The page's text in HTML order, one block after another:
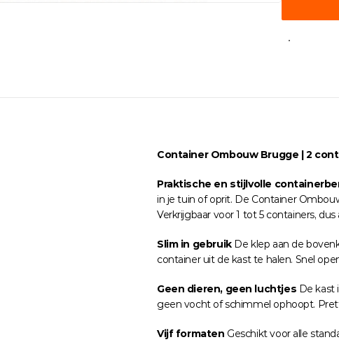
Container Ombouw Brugge | 2
Praktische en stijlvolle
in je tuin of oprit. De Container
Verkrijgbaar voor 1 tot 5 containers,
Slim in gebruik De klep aan de
container uit de kast te halen. Snel
Geen dieren, geen luchtjes De kast
geen vocht of schimmel ophoopt.
Vijf formaten Geschikt voor alle